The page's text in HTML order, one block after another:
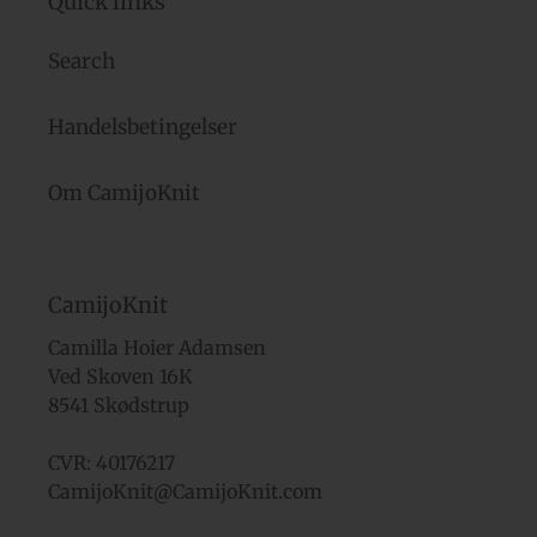
Search
Handelsbetingelser
Om CamijoKnit
CamijoKnit
Camilla Hoier Adamsen
Ved Skoven 16K
8541 Skødstrup
CVR: 40176217
CamijoKnit@CamijoKnit.com